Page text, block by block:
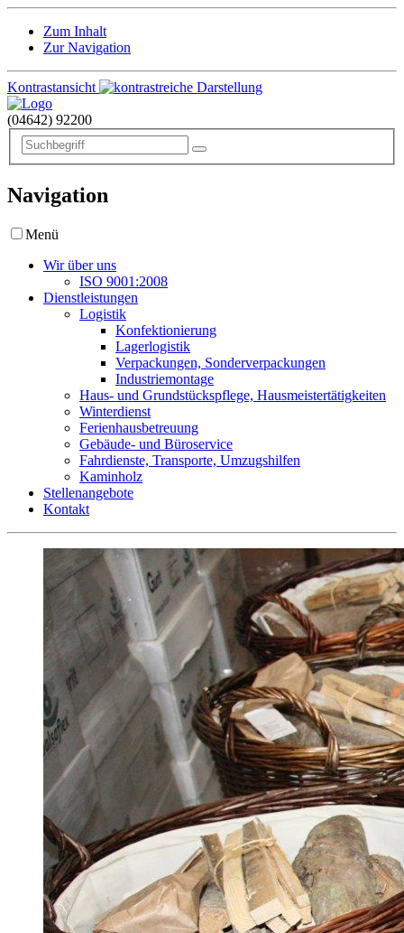
Zum Inhalt
Zur Navigation
Kontrastansicht
(04642) 92200
Navigation
Menü
Wir über uns
ISO 9001:2008
Dienstleistungen
Logistik
Konfektionierung
Lagerlogistik
Verpackungen, Sonderverpackungen
Industriemontage
Haus- und Grundstückspflege, Hausmeistertätigkeiten
Winterdienst
Ferienhausbetreuung
Gebäude- und Büroservice
Fahrdienste, Transporte, Umzugshilfen
Kaminholz
Stellenangebote
Kontakt